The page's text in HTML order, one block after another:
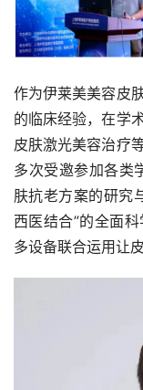
作为伊莱美美容皮
的临床经验，在学
皮肤激光美容治疗
多次受邀参加各类
肤抗老方案的研究
西医结合”的全面
多设备联合运用让